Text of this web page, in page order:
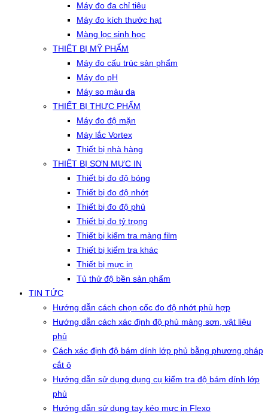
Máy đo đa chỉ tiêu
Máy đo kích thước hạt
Màng lọc sinh học
THIẾT BỊ MỸ PHẨM
Máy đo cấu trúc sản phẩm
Máy đo pH
Máy so màu da
THIẾT BỊ THỰC PHẨM
Máy đo độ mặn
Máy lắc Vortex
Thiết bị nhà hàng
THIẾT BỊ SƠN MỰC IN
Thiết bị đo độ bóng
Thiết bị đo độ nhớt
Thiết bị đo độ phủ
Thiết bị đo tỷ trọng
Thiết bị kiểm tra màng film
Thiết bị kiểm tra khác
Thiết bị mực in
Tủ thử độ bền sản phẩm
TIN TỨC
Hướng dẫn cách chọn cốc đo độ nhớt phù hợp
Hướng dẫn cách xác định độ phủ màng sơn, vật liệu
phủ
Cách xác định độ bám dính lớp phủ bằng phương pháp
cắt ô
Hướng dẫn sử dụng dụng cụ kiểm tra độ bám dính lớp
phủ
Hướng dẫn sử dụng tay kéo mực in Flexo